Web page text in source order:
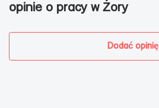
opinie o pracy w Żory
Dodać opinię